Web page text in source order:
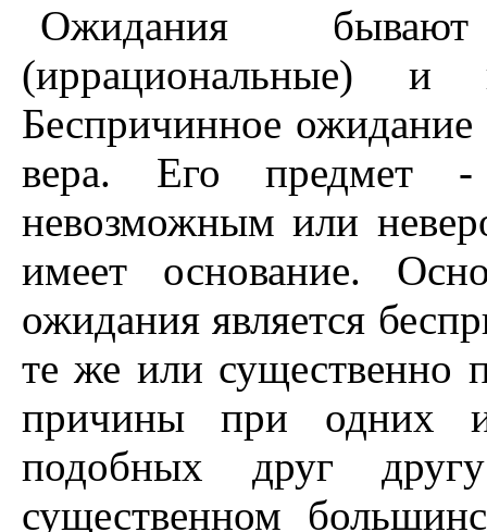
Ожидания
(иррациональные) и
Беспричинное
вера. Его предмет -
невозможным или
имеет основание.
ожидания является
те же или существенно
причины при одних
подобных друг
существенном